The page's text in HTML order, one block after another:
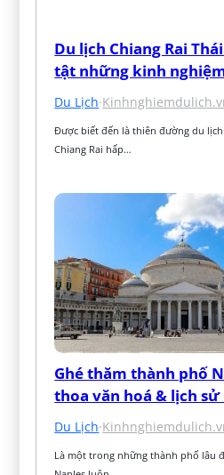
Du lịch Chiang Rai
tật những kinh
Du Lịch·
Được biết đến là thiên đường du
Chiang Rai hấp…
Ghé thăm thành phố
thoa văn hoá & lịch
Du Lịch·
Là một trong những thành phố lâu